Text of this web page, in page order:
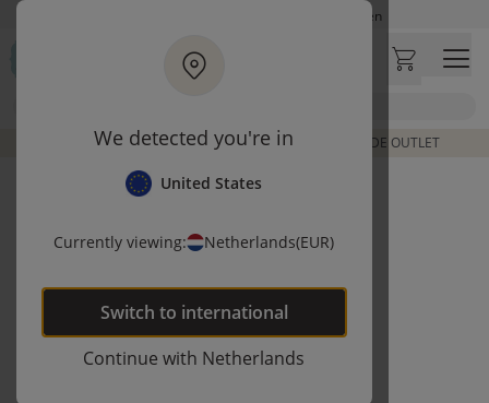
We detected you're in
United States
Currently viewing: Netherlands(EUR)
Switch to international
Continue with Netherlands
Ga naar hoofdinhoudOp werkdagen besteld, zelfde dag verzonden
Let op: vertraging bij PostNL. Levering duurt mogelijk langer
Bezoek onze concept store
DE LAATSTE ITEMS UIT VORIGE COLLECTIES | SHOP DE OUTLET